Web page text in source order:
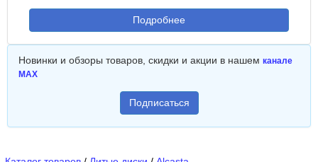
Подробнее
Новинки и обзоры товаров, скидки и акции в нашем канале
MAX
Подписаться